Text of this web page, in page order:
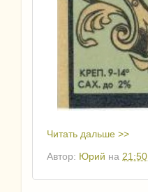
Читать дальше >>
Автор: Юрий на 21:50